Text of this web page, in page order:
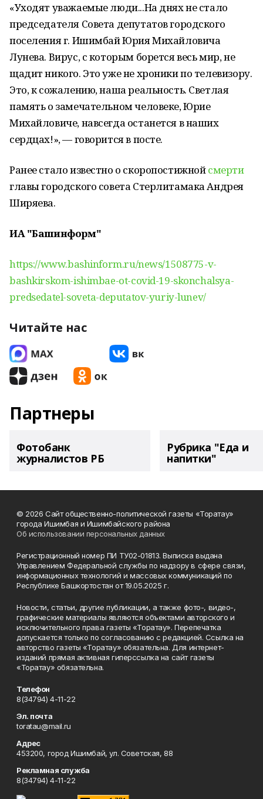
«Уходят уважаемые люди...На днях не стало
председателя Совета депутатов городского
поселения г. Ишимбай Юрия Михайловича
Лунева. Вирус, с которым борется весь мир, не
щадит никого. Это уже не хроники по телевизору.
Это, к сожалению, наша реальность. Светлая
память о замечательном человеке, Юрие
Михайловиче, навсегда останется в наших
сердцах!», — говорится в посте.
Ранее стало известно о скоропостижнойсмерти
главы городского совета Стерлитамака Андрея
Ширяева.
ИА "Башинформ"
https://www.bashinform.ru/news/1508775-v-
bashkirskom-ishimbae-ot-covid-19-skonchalsya-
predsedatel-soveta-deputatov-yuriy-lunev/
Читайте нас
Партнеры
Фотобанк
журналистов РБ
Рубрика "Еда и
напитки"
© 2026 Сайт общественно-политической газеты «Торатау»
города Ишимбая и Ишимбайского района
Об использовании персональных данных
Регистрационный номер ПИ ТУ02-01813. Выписка выдана
Управлением Федеральной службы по надзору в сфере связи,
информационных технологий и массовых коммуникаций по
Республике Башкортостан от 19.05.2025 г.
Новости, статьи, другие публикации, а также фото-, видео-,
графические материалы являются объектами авторского и
исключительного права газеты «Торатау». Перепечатка
допускается только по согласованию с редакцией. Ссылка на
авторство газеты «Торатау» обязательна. Для интернет-
изданий прямая активная гиперссылка на сайт газеты
«Торатау» обязательна.
Телефон
8(34794) 4-11-22
Эл. почта
toratau@mail.ru
Адрес
453200, город Ишимбай, ул. Советская, 88
Рекламная служба
8(34794) 4-11-22